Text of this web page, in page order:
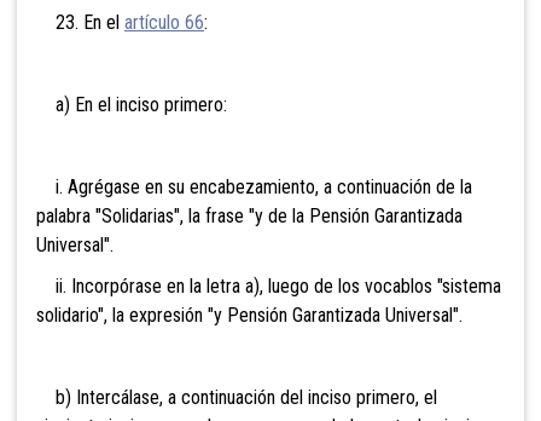
23. En el artículo 66:
a) En el inciso primero:
i. Agrégase en su encabezamiento, a continuación de la
palabra "Solidarias", la frase "y de la Pensión Garantizada
Universal".
ii. Incorpórase en la letra a), luego de los vocablos "sistema
solidario", la expresión "y Pensión Garantizada Universal".
b) Intercálase, a continuación del inciso primero, el